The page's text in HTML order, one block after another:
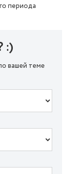
периода
:)
вашей теме